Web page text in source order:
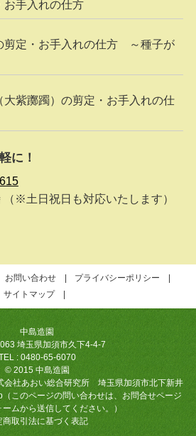
お手入れの仕方
剪定・お手入れの仕方 ～種子が
大紫躑躅）の剪定・お手入れの仕
に！
※土日祝日も対応いたします）
お問い合わせ
プライバシーポリシー
サイトマップ
中島造園
埼玉県加須市久下4-4-7
: 0480-65-6070
© 2015 中島造園
会社あおい総合研究所 埼玉県加須市北下新井
このページの問い合わせは、お問合せページ
ムから送信してください。）
商取引法に基づく表記